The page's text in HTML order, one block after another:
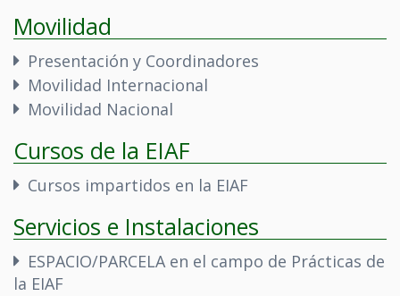
Movilidad
Presentación y Coordinadores
Movilidad Internacional
Movilidad Nacional
Cursos de la EIAF
Cursos impartidos en la EIAF
Servicios e Instalaciones
ESPACIO/PARCELA en el campo de Prácticas de
la EIAF